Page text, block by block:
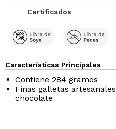
Certificados
Características Principales
Contiene 284 gramos
Finas galletas
chocolate